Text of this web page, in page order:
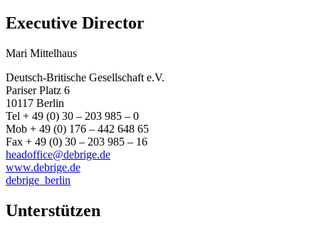
Executive Director
Mari Mittelhaus
Deutsch-Britische Gesellschaft e.V.
Pariser Platz 6
10117 Berlin
Tel + 49 (0) 30 – 203 985 – 0
Mob + 49 (0) 176 – 442 648 65
Fax + 49 (0) 30 – 203 985 – 16
headoffice@debrige.de
www.debrige.de
debrige_berlin
Unterstützen